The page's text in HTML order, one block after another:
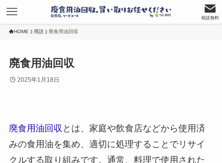
相談無料
HOME 用語 廃食用油回収
廃食用油回収
2025年1月18日
廃食用油回収 とは、家庭や飲食店などから使用済
みの食用油を集め、適切に処理することでリサイ
クルする取り組みです。通常、料理で使用された